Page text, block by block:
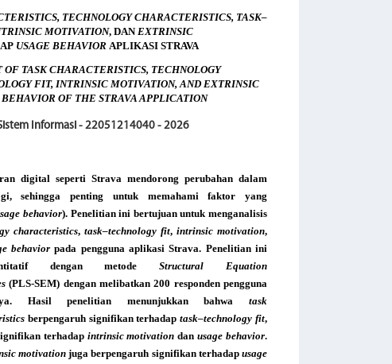
TECHNOLOGY CHARACTERISTICS, TASK–
MOTIVATION, DANEXTRINSIC
USAGE BEHAVIOR APLIKASI STRAVA
TASK CHARACTERISTICS, TECHNOLOGY
FIT, INTRINSIC MOTIVATION, AND EXTRINSIC
OF THE STRAVA APPLICATION
Informasi - 22051214040 - 2026
digital seperti Strava mendorong perubahan dalam
sehingga penting untuk memahami faktor yang
behavior). Penelitian ini bertujuan untuk menganalisis
characteristics,task–technology fit,intrinsic motivation,
behavior pada pengguna aplikasi Strava. Penelitian ini
dengan metodeStructural Equation
(PLS-SEM) dengan melibatkan 200 responden pengguna
Hasil penelitian menunjukkan bahwa task
berpengaruh signifikan terhadaptask–technology fit,
terhadap intrinsic motivation danusage behavior.
motivationjuga berpengaruh signifikan terhadapusage